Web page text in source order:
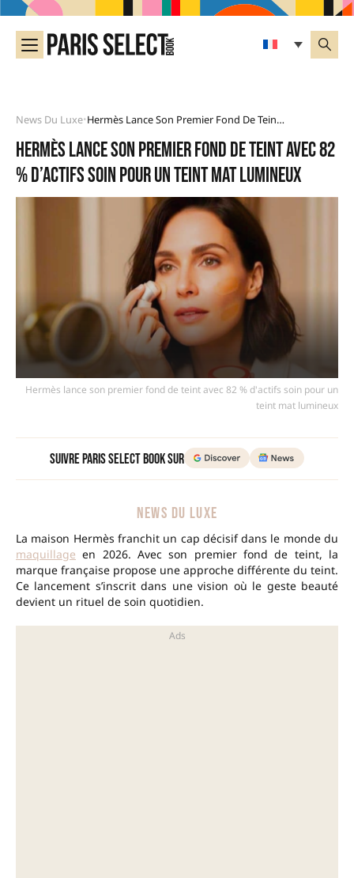
News Du Luxe• Hermès Lance Son Premier Fond De Teint Avec 82 % D’actifs Soin Pour Un Teint Mat Lumineux
Hermès lance son premier fond de teint avec 82
% d’actifs soin pour un teint mat lumineux
Hermès lance son premier fond de teint avec 82 % d'actifs soin pour un
teint mat lumineux
Suivre Paris Select Book sur
NEWS DU LUXE
La maison Hermès franchit un cap décisif dans le monde du
maquillage en 2026. Avec son premier fond de teint, la
marque française propose une approche différente du teint.
Ce lancement s’inscrit dans une vision où le geste beauté
devient un rituel de soin quotidien.